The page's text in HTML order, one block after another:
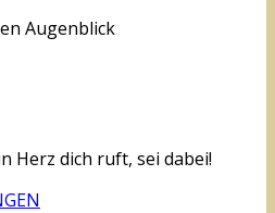
Augenblick
Herz dich ruft, sei dabei!